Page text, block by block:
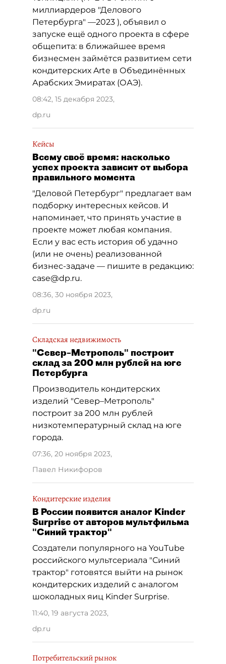
миллиардеров "Делового
Петербурга" —2023 ), объявил о
запуске ещё одного проекта в сфере
общепита: в ближайшее время
бизнесмен займётся развитием сети
кондитерских Arte в Объединённых
Арабских Эмиратах (ОАЭ).
08:42, 15 декабря 2023,
dp.ru
Кейсы
Всему своё время: насколько
успех проекта зависит от выбора
правильного момента
"Деловой Петербург" предлагает вам
подборку интересных кейсов. И
напоминает, что принять участие в
проекте может любая компания.
Если у вас есть история об удачно
(или не очень) реализованной
бизнес-задаче — пишите в редакцию:
case@dp.ru.
08:36, 30 ноября 2023,
dp.ru
Складская недвижимость
"Север–Метрополь" построит
склад за 200 млн рублей на юге
Петербурга
Производитель кондитерских
изделий "Север–Метрополь"
построит за 200 млн рублей
низкотемпературный склад на юге
города.
07:36, 20 ноября 2023,
Павел Никифоров
Кондитерские изделия
В России появится аналог Kinder
Surprise от авторов мультфильма
"Синий трактор"
Создатели популярного на YouTube
российского мультсериала "Синий
трактор" готовятся выйти на рынок
кондитерских изделий с аналогом
шоколадных яиц Kinder Surprise.
11:40, 19 августа 2023,
dp.ru
Потребительский рынок